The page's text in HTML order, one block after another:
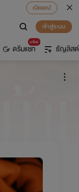
เปิดแอป
เข้าสู่ระบบ
มาใหม่
ดรีมแชท ธัญลิสต์